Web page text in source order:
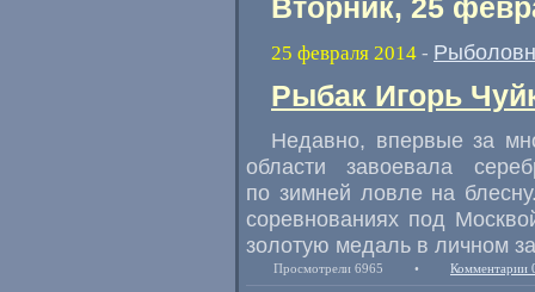
Вторник, 25
25 февраля 2014 -
Рыбак Игорь
Недавно, впервые за
области завоевала
по зимней ловле на
соревнованиях под
золотую медаль в личном
Просмотрели 6965 • Комментарии